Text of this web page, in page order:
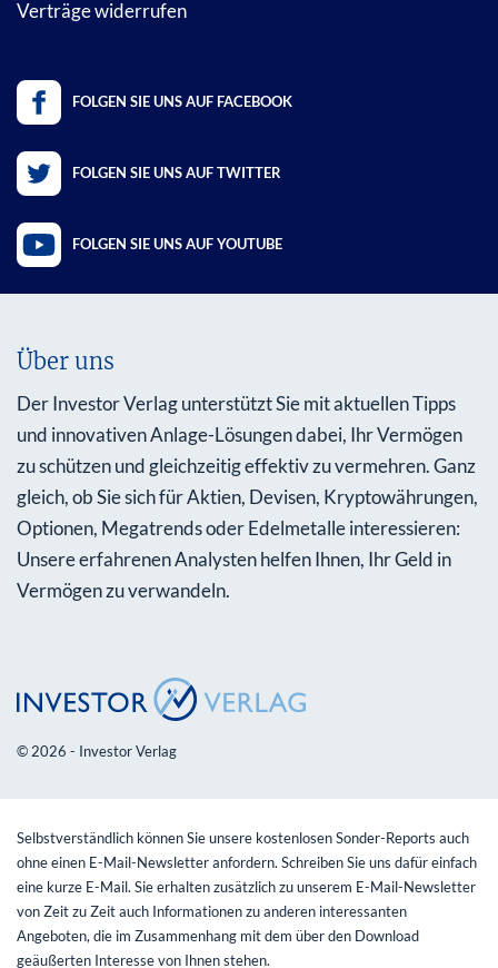
Verträge widerrufen
FOLGEN SIE UNS AUF FACEBOOK
FOLGEN SIE UNS AUF TWITTER
FOLGEN SIE UNS AUF YOUTUBE
Über uns
Der Investor Verlag unterstützt Sie mit aktuellen Tipps
und innovativen Anlage-Lösungen dabei, Ihr Vermögen
zu schützen und gleichzeitig effektiv zu vermehren. Ganz
gleich, ob Sie sich für Aktien, Devisen, Kryptowährungen,
Optionen, Megatrends oder Edelmetalle interessieren:
Unsere erfahrenen Analysten helfen Ihnen, Ihr Geld in
Vermögen zu verwandeln.
© 2026 - Investor Verlag
Selbstverständlich können Sie unsere kostenlosen Sonder-Reports auch
ohne einen E-Mail-Newsletter anfordern. Schreiben Sie uns dafür einfach
eine kurze E-Mail. Sie erhalten zusätzlich zu unserem E-Mail-Newsletter
von Zeit zu Zeit auch Informationen zu anderen interessanten
Angeboten, die im Zusammenhang mit dem über den Download
geäußerten Interesse von Ihnen stehen.